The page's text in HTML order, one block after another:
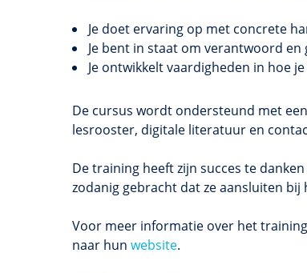
Je doet ervaring op met concrete
Je bent in staat om verantwoord
Je ontwikkelt vaardigheden in hoe
De cursus wordt ondersteund met
lesrooster, digitale literatuur en
De training heeft zijn succes te
zodanig gebracht dat ze aansluiten
Voor meer informatie over het
naar hun website.